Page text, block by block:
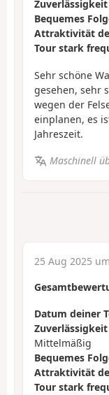
Bequemes
Attraktivität
Tour stark
Sehr schöne
gesehen, sehr
wegen der
einplanen, es
Jahreszeit.
Maschinell
25 Aug 2025
Datum deiner
Mittelmäßig
Bequemes
Attraktivität
Tour stark